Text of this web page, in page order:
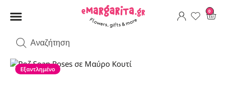
0
Εξαντλημένο